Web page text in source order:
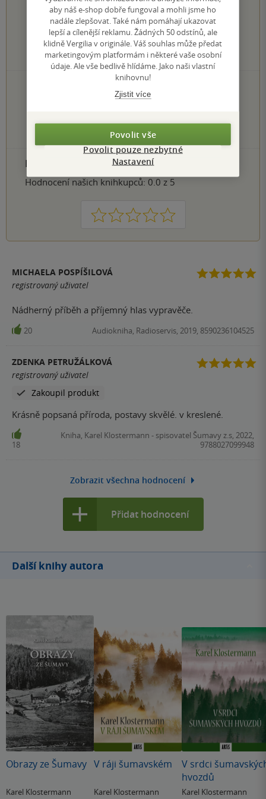
5.0z5
5 hodnocení čtenářů
4 hvězdičky
0×
2 hvězdičky
0×
1 hvezdička
PŘIDEJTE SVÉ HODNOCENÍ PRODUKTU
Hodnocení našich knihkupců: 0.0 z 5
1 2 3 4 5
MICHAELA POSPÍŠILOVÁ
registrovaný uživatel
Nádherný příběh a příjemný hlas vypravěče.
20 Audiokniha, Radioservis, 2019, 8590236104525
ZDENKA PETRUŽÁLKOVÁ
registrovaný uživatel
Zakoupil produkt
Krásně popsaná příroda, postavy skvělé. v kreslené.
18
Kniha, Karel Klostermann - spisovatel Šumavy z.s, 2022,
9788027099948
Zobrazit všechna hodnocení
Přidat hodnocení
Další knihy autora
Obrazy ze Šumavy
Karel Klostermann
V ráji šumavském
Karel Klostermann
V srdci
hvozdů
Karel Klostermann
aby náš e-shop dobře fungoval a mohli jsme ho
nadále zlepšovat. Také nám pomáhají ukazovat
lepší a cílenější reklamu. Žádných 50 odstínů, ale
klidně Vergilia v originále. Váš souhlas může předat
marketingovým platformám i některé vaše osobní
údaje. Ale vše bedlivě hlídáme. Jako naši vlastní
knihovnu!
Zjistit více
Povolit vše
Povolit pouze nezbytné
Nastavení